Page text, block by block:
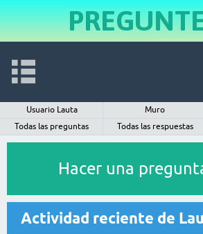
Usuario Lauta Muro
Todas las preguntas
Todas las respuestas
Hacer una
Actividad reciente de